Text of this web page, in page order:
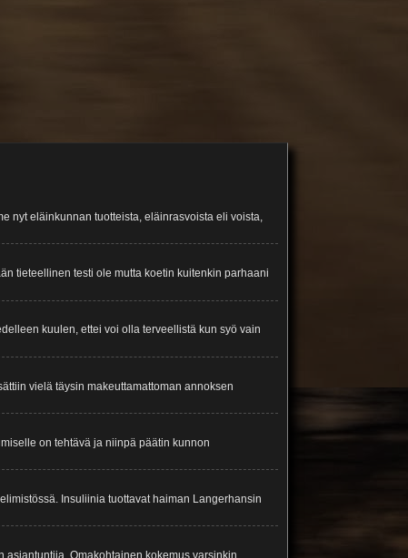
nyt eläinkunnan tuotteista, eläinrasvoista eli voista,
tieteellinen testi ole mutta koetin kuitenkin parhaani
kuulen, ettei voi olla terveellistä kun syö vain
vielä täysin makeuttamattoman annoksen
on tehtävä ja niinpä päätin kunnon
Insuliinia tuottavat haiman Langerhansin
Omakohtainen kokemus varsinkin